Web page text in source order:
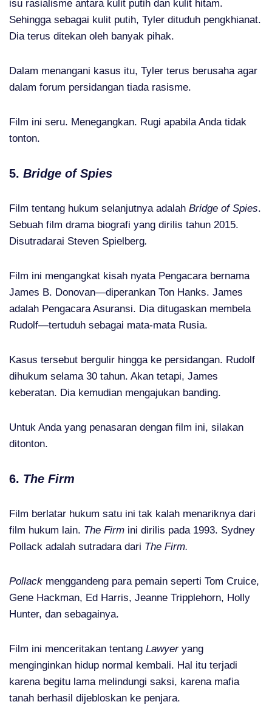
isu rasialisme antara kulit putih dan kulit hitam.
Sehingga sebagai kulit putih, Tyler dituduh pengkhianat.
Dia terus ditekan oleh banyak pihak.
Dalam menangani kasus itu, Tyler terus berusaha agar
dalam forum persidangan tiada rasisme.
Film ini seru. Menegangkan. Rugi apabila Anda tidak
tonton.
5. Bridge of Spies
Film tentang hukum selanjutnya adalah Bridge of Spies.
Sebuah film drama biografi yang dirilis tahun 2015.
Disutradarai Steven Spielberg.
Film ini mengangkat kisah nyata Pengacara bernama
James B. Donovan—diperankan Ton Hanks. James
adalah Pengacara Asuransi. Dia ditugaskan membela
Rudolf—tertuduh sebagai mata-mata Rusia.
Kasus tersebut bergulir hingga ke persidangan. Rudolf
dihukum selama 30 tahun. Akan tetapi, James
keberatan. Dia kemudian mengajukan banding.
Untuk Anda yang penasaran dengan film ini, silakan
ditonton.
6. The Firm
Film berlatar hukum satu ini tak kalah menariknya dari
film hukum lain. The Firm ini dirilis pada 1993. Sydney
Pollack adalah sutradara dari The Firm.
Pollack menggandeng para pemain seperti Tom Cruice,
Gene Hackman, Ed Harris, Jeanne Tripplehorn, Holly
Hunter, dan sebagainya.
Film ini menceritakan tentang Lawyer yang
menginginkan hidup normal kembali. Hal itu terjadi
karena begitu lama melindungi saksi, karena mafia
tanah berhasil dijebloskan ke penjara.